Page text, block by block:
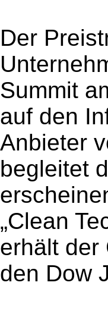
Der
Summit
auf den
Anbieter
begleitet
„Clean
erhält der
den Dow